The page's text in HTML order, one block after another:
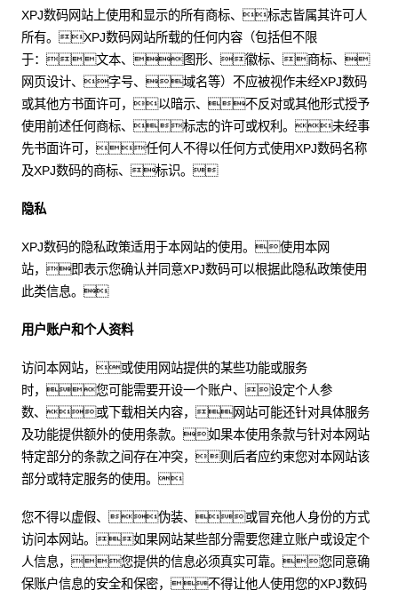
XPJ数码网站上使用和显示的所有商标、标志皆属其许可人
所有。XPJ数码网站所载的任何内容（包括但不限
于：文本、图形、徽标、商标、
网页设计、字号、域名等）不应被视作未经XPJ数码
或其他方书面许可，以暗示、不反对或其他形式授予
使用前述任何商标、标志的许可或权利。未经事
先书面许可，任何人不得以任何方式使用XPJ数码名称
及XPJ数码的商标、标识。
隐私
XPJ数码的隐私政策适用于本网站的使用。使用本网
站，即表示您确认并同意XPJ数码可以根据此隐私政策使用
此类信息。
用户账户和个人资料
访问本网站，或使用网站提供的某些功能或服务
时，您可能需要开设一个账户、设定个人参
数、或下载相关内容，网站可能还针对具体服务
及功能提供额外的使用条款。如果本使用条款与针对本网站
特定部分的条款之间存在冲突，则后者应约束您对本网站该
部分或特定服务的使用。
您不得以虚假、伪装、或冒充他人身份的方式
访问本网站。如果网站某些部分需要您建立账户或设定个
人信息，您提供的信息必须真实可靠。您同意确
保账户信息的安全和保密，不得让他人使用您的XPJ数码